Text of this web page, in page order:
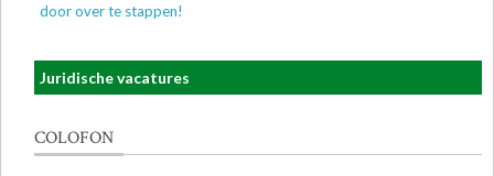
door over te stappen!
Juridische vacatures
COLOFON